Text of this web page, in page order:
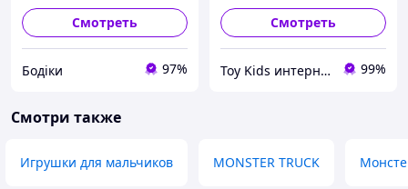
Смотреть
Бодіки 97%
Смотреть
Toy Kids интернет-магазин оригинальных детских игрушек 99%
Смотри также
Игрушки для мальчиков MONSTER TRUCK